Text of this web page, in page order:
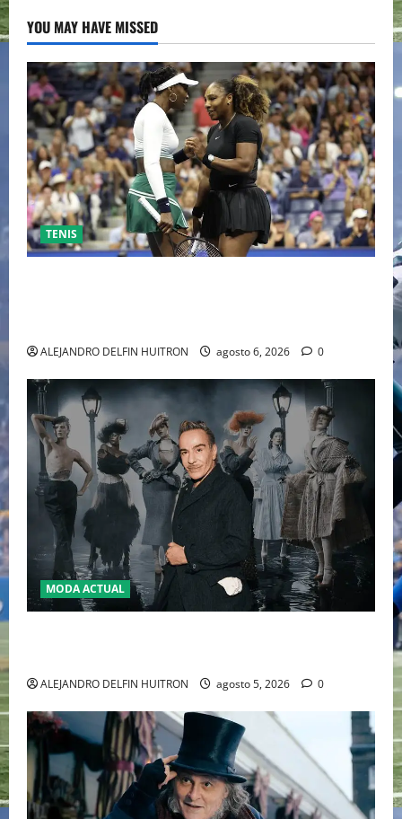
YOU MAY HAVE MISSED
TENIS
ALEJANDRO DELFIN HUITRON agosto 6, 2026 0
MODA ACTUAL
ALEJANDRO DELFIN HUITRON agosto 5, 2026 0